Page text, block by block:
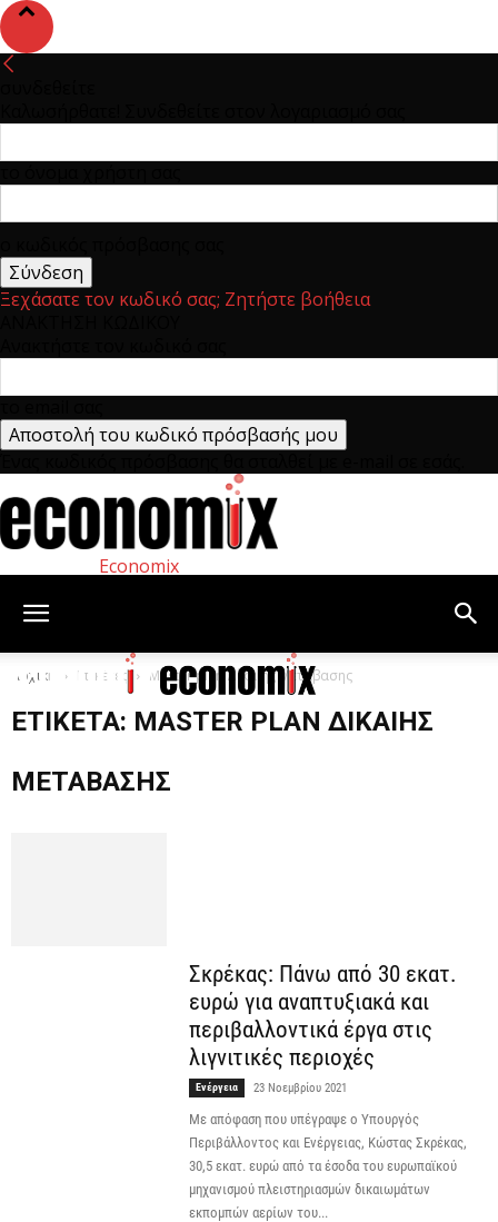
Ξεχάσατε τον κωδικό σας; Ζητήστε βοήθεια
Economix
Αρχική Ετικέτες Master plan Δίκαιης Μετάβασης
ΕΤΙΚΈΤΑ: MASTER PLAN ΔΊΚΑΙΗΣ
ΜΕΤΆΒΑΣΗΣ
Σκρέκας: Πάνω από 30 εκατ.
ευρώ για αναπτυξιακά και
περιβαλλοντικά έργα στις
λιγνιτικές περιοχές
Ενέργεια 23 Νοεμβρίου 2021
Με απόφαση που υπέγραψε ο Υπουργός
Περιβάλλοντος και Ενέργειας, Κώστας Σκρέκας,
30,5 εκατ. ευρώ από τα έσοδα του ευρωπαϊκού
μηχανισμού πλειστηριασμών δικαιωμάτων
εκπομπών αερίων του...